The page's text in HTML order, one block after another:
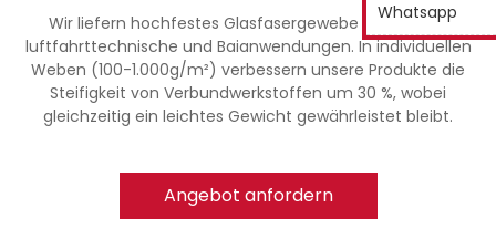
Wir liefern hochfestes Glasfasergewebe für marine,
luftfahrttechnische und Baianwendungen. In individuellen
Weben (100-1.000g/m²) verbessern unsere Produkte die
Steifigkeit von Verbundwerkstoffen um 30 %, wobei
gleichzeitig ein leichtes Gewicht gewährleistet bleibt.
Angebot anfordern
Whatsapp